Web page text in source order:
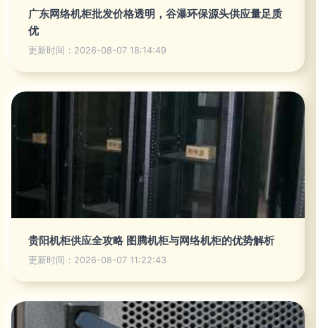
广东网络机柜批发价格透明，谷瀑环保源头供应量足质
优
更新时间：2026-08-07 18:14:49
贵阳机柜供应全攻略 图腾机柜与网络机柜的优势解析
更新时间：2026-08-07 11:22:43